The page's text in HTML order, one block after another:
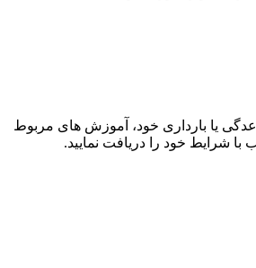
یا بارداری خود، آموزش‌ های مربوط
شرایط خود را دریافت نمایید.